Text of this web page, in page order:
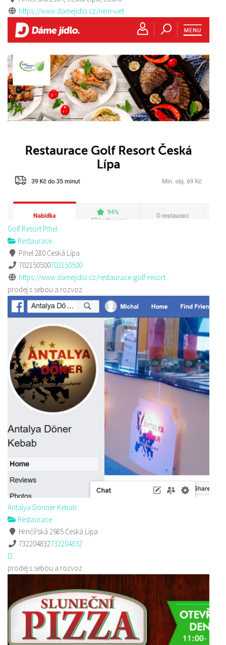
https://www.damejidlo.cz/nem-viet
Golf Resort Pihel
Restaurace
Pihel 280 Česká Lípa
702150500702150500
https://www.damejidlo.cz/restaurace-golf-resort...
prodej s sebou a rozvoz
Antalya Donner Kebab
Restaurace
Hrnčířská 2985 Česká Lípa
732204832732204832
prodej s sebou a rozvoz